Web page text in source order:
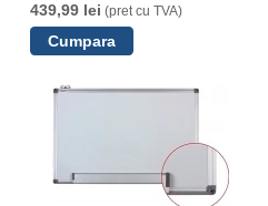
439,99 lei (pret cu TVA)